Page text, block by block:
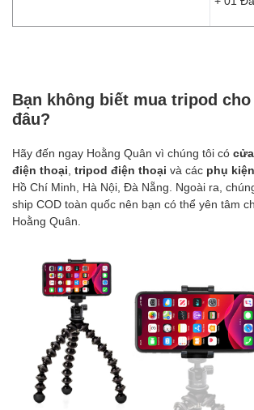
Bạn không biết mua tripod
đâu?
Hãy đến ngay Hoằng Quân vì chúng tôi có
điện thoại tripod điện thoại và các phụ
Hồ Chí Minh, Hà Nội, Đà Nẵng. Ngoài ra,
ship COD toàn quốc nên bạn có thể yên tâm
Hoằng Quân.